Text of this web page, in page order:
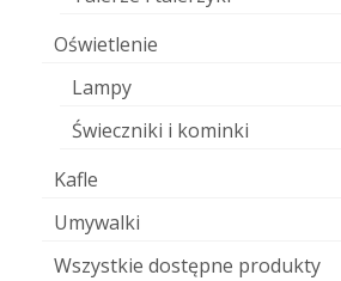
Oświetlenie
Lampy
Świeczniki i kominki
Kafle
Umywalki
Wszystkie dostępne produkty